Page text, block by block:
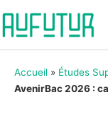
Accueil » Études
AvenirBac 2026 :